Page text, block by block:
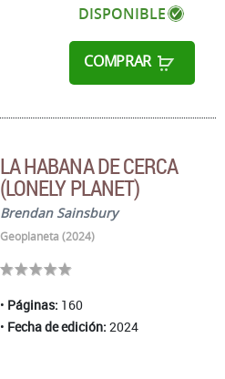
DISPONIBLE
COMPRAR
LA HABANA DE CERCA
(LONELY PLANET)
Brendan Sainsbury
Geoplaneta (2024)
Páginas: 160
Fecha de edición: 2024